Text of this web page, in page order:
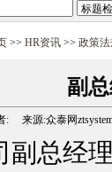
>> HR资讯 >> 政策
副
者: 来源:众泰网
总经理